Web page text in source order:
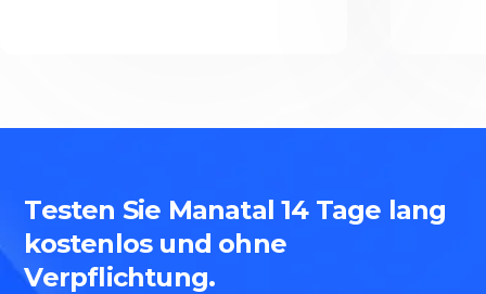
Testen Sie Manatal 14 Tage lang
kostenlos und ohne
Verpflichtung.